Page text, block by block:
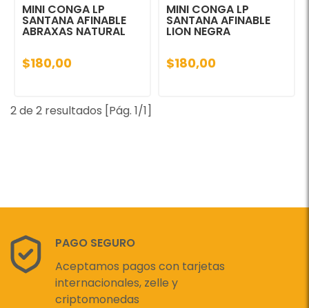
MINI CONGA LP
SANTANA AFINABLE
ABRAXAS NATURAL
$180,00
MINI CONGA LP
SANTANA AFINABLE
LION NEGRA
$180,00
2 de 2 resultados [Pág. 1/1]
PAGO SEGURO
Aceptamos pagos con tarjetas
internacionales, zelle y
criptomonedas